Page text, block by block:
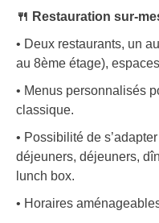
🍴 Restauration sur-
• Deux restaurants, un
au 8ème étage),
• Menus personnalisés
classique.
• Possibilité de
déjeuners, déjeuners,
lunch box.
• Horaires